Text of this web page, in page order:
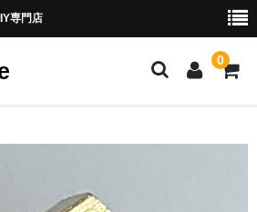
専門店
0